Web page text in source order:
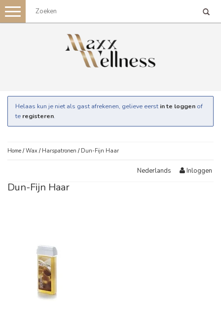
Toggle
navigation
Helaas kun je niet als gast afrekenen, gelieve eerst in te loggen of
te registeren.
Home /Wax / Harspatronen / Dun-Fijn Haar
Nederlands Inloggen
Dun-Fijn Haar